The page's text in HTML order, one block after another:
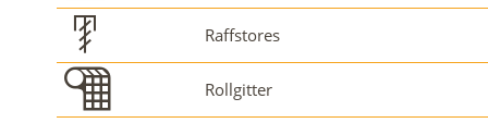
Raffstores
Rollgitter